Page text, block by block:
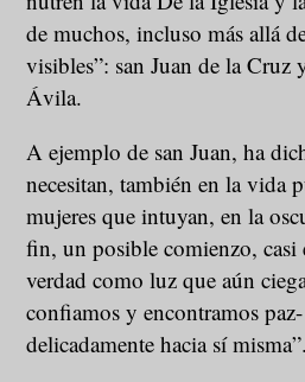
de muchos, incluso más allá
visibles”: san Juan de la Cruz
Ávila.
A ejemplo de san Juan, ha
necesitan, también en la vida
mujeres que intuyan, en la
fin, un posible comienzo,
verdad como luz que aún
confiamos y encontramos
delicadamente hacia sí misma”.